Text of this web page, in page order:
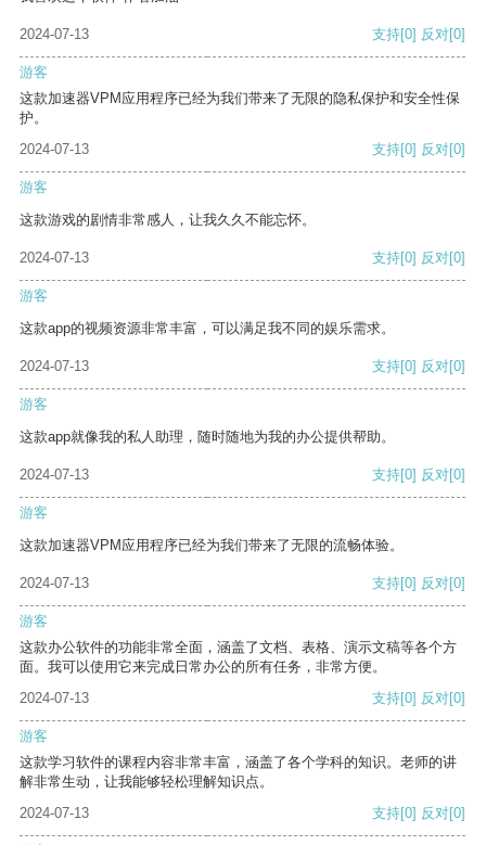
2024-07-13 支持[0] 反对[0]
游客
这款加速器VPM应用程序已经为我们带来了无限的隐私保护和安全性保
护。
2024-07-13
支持[0] 反对[0]
游客
这款游戏的剧情非常感人，让我久久不能忘怀。
2024-07-13 支持[0] 反对[0]
游客
这款app的视频资源非常丰富，可以满足我不同的娱乐需求。
2024-07-13 支持[0] 反对[0]
游客
这款app就像我的私人助理，随时随地为我的办公提供帮助。
2024-07-13 支持[0] 反对[0]
游客
这款加速器VPM应用程序已经为我们带来了无限的流畅体验。
2024-07-13 支持[0] 反对[0]
游客
这款办公软件的功能非常全面，涵盖了文档、表格、演示文稿等各个方
面。我可以使用它来完成日常办公的所有任务，非常方便。
2024-07-13
支持[0] 反对[0]
游客
这款学习软件的课程内容非常丰富，涵盖了各个学科的知识。老师的讲
解非常生动，让我能够轻松理解知识点。
2024-07-13
支持[0] 反对[0]